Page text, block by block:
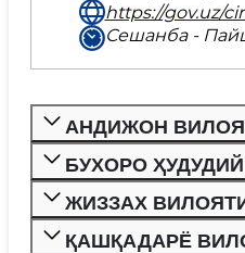
https://gov.uz/
Сешанба -
АНДИЖОН
БУХОРО
ЖИЗЗАХ
ҚАШҚАДАРЁ